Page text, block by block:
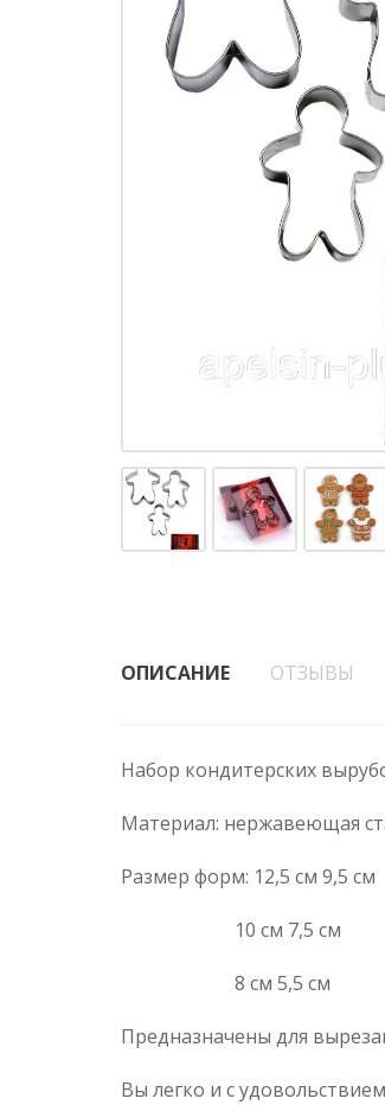
ОПИСАНИЕ ОТЗЫВЫ
Набор кондитерских
Материал: нержавеющая
Размер форм: 12,5 см 9,5 см
10 см 7,5 см
8 см 5,5 см
Предназначены для
Вы легко и с